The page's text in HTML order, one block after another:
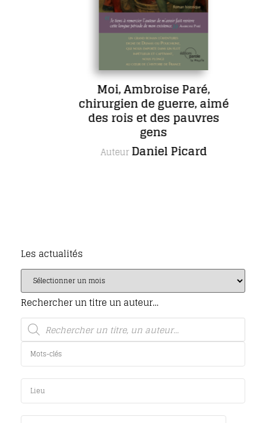
Moi, Ambroise Paré,
chirurgien de guerre, aimé
des rois et des pauvres
gens
AuteurDaniel Picard
Les actualités
Rechercher un titre un auteur…